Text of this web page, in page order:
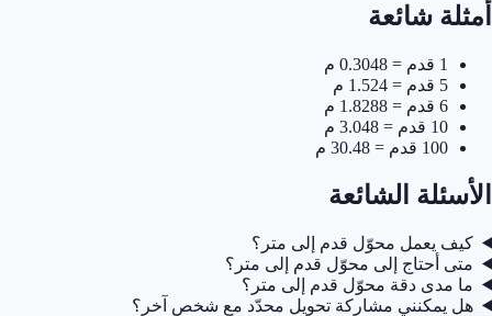
أمثلة شائعة
1 قدم = 0.3048 م
5 قدم = 1.524 م
6 قدم = 1.8288 م
10 قدم = 3.048 م
100 قدم = 30.48 م
الأسئلة الشائعة
كيف يعمل محوّل قدم إلى متر؟
متى أحتاج إلى محوّل قدم إلى متر؟
ما مدى دقة محوّل قدم إلى متر؟
هل يمكنني مشاركة تحويل محدّد مع شخص آخر؟